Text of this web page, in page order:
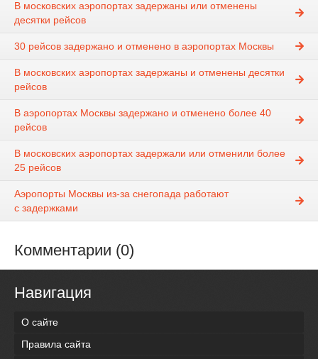
В московских аэропортах задержаны или отменены
десятки рейсов
30 рейсов задержано и отменено в аэропортах Москвы
В московских аэропортах задержаны и отменены десятки
рейсов
В аэропортах Москвы задержано и отменено более 40
рейсов
В московских аэропортах задержали или отменили более
25 рейсов
Аэропорты Москвы из-за снегопада работают
с задержками
Комментарии (0)
Навигация
О сайте
Правила сайта